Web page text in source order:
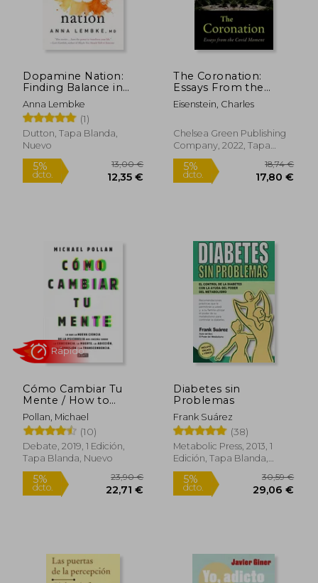
5%
dcto. dcto.
Dopamine Nation:
Finding Balance in
the age of
Indulgence (en
Inglés)
Anna Lembke
(1)
Dutton, Tapa Blanda,
Nuevo
5%
dcto. 12,35 €
The Coronation:
Essays From the
Covid Moment (en
Inglés)
Eisenstein, Charles
Chelsea Green Publishing
Company, 2022, Tapa
Blanda, Nuevo
5%
dcto.
Cómo Cambiar Tu
Mente / How to
Change Your Mind: Lo
Que La Nueva Ciencia
de la Psicodelia Nos
Enseña Sobre La
Conciencia, La
La D
Pollan, Michael
(10)
Debate, 2019, 1 Edición,
Tapa Blanda, Nuevo
Diabetes sin
Problemas
Frank Suárez
(38)
Metabolic Press, 2013, 1
Edición, Tapa Blanda,
Nuevo